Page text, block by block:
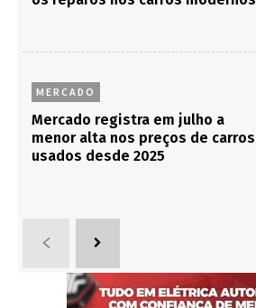
MERCADO
Mercado registra em julho a
menor alta nos preços de carros
usados desde 2025